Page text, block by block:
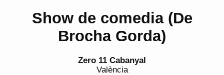
Show de comedia (De
Brocha Gorda)
Zero 11 Cabanyal
València